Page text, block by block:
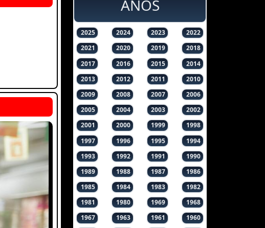
AÑOS
2025 2024 2023
2022
2021
2020 2019
2018
2017
2016 2015
2014
2013
2012 2011
2010
2009
2008 2007
2006
2005
2004 2003
2002
2001
2000 1999
1998
1997
1996 1995
1994
1993
1992 1991
1990
1989
1988 1987
1986
1985
1984 1983
1982
1981
1980 1969
1968
1967
1963 1961
1960